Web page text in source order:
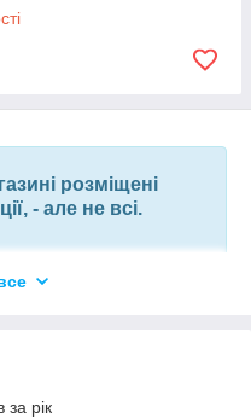
розміщені
- але не всі.
або заміну товару, який
виробників.
pm@elnik.shop
за рік